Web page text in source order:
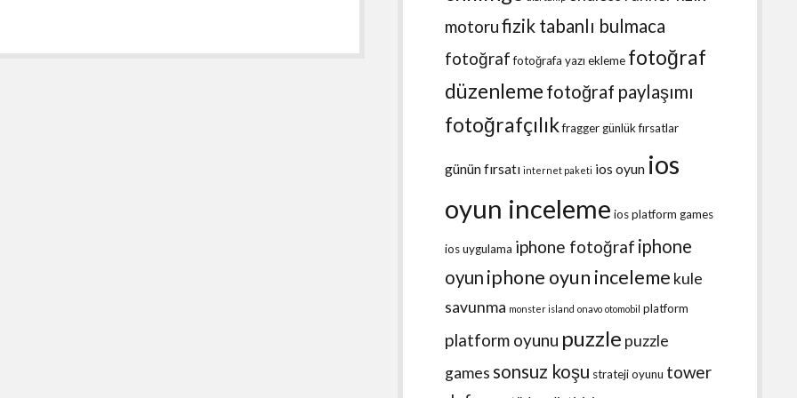
motorufizik tabanlı bulmaca
fotoğraf fotoğrafa yazı ekleme fotoğraf
düzenleme fotoğraf paylaşımı
fotoğrafçılıkfraggergünlük fırsatlar
günün fırsatı internet paketi ios oyun ios
oyun inceleme ios platform games
ios uygulama iphone fotoğraf iphone
oyun iphone oyun inceleme kule
savunma monster island onavo otomobil platform
platform oyunu puzzle puzzle
games sonsuz koşu strateji oyunu tower